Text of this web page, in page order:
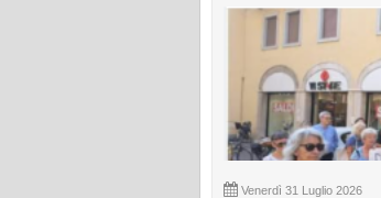
Venerdì 31 Luglio 2026